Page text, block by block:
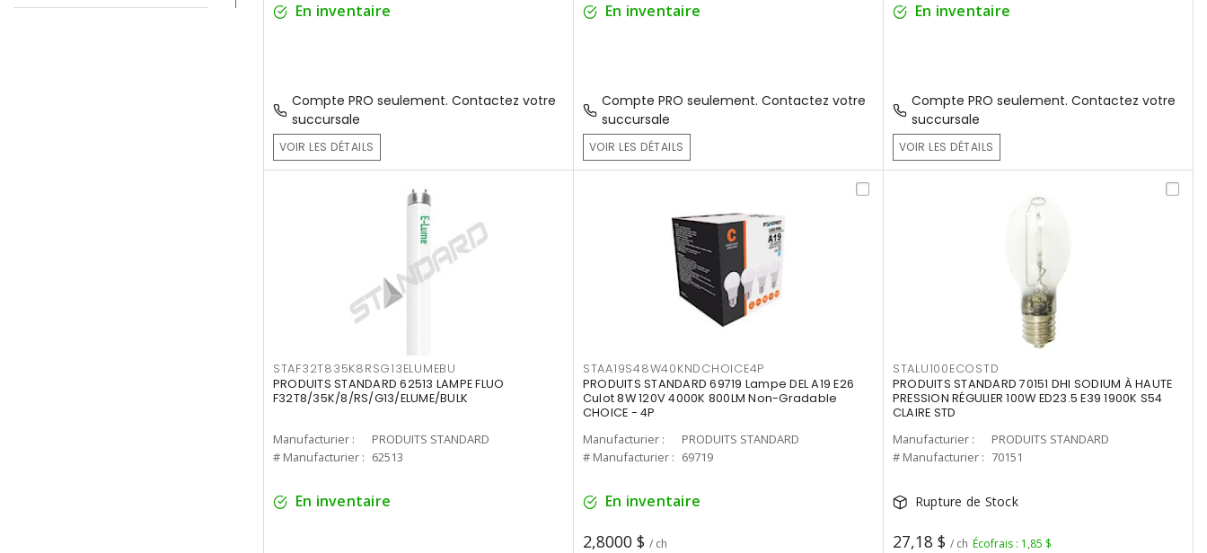
En inventaire
Compte PRO seulement. Contactez votre
succursale
VOIR LES DÉTAILS
En inventaire
Compte PRO seulement. Contactez votre
succursale
VOIR LES DÉTAILS
En inventaire
Compte PRO seulement. Contactez votre
succursale
VOIR LES DÉTAILS
STAF32T835K8RSG13ELUMEBU
PRODUITS STANDARD 62513 LAMPE FLUO
F32T8/35K/8/RS/G13/ELUME/BULK
Manufacturier :
PRODUITS STANDARD
# Manufacturier : 62513
En inventaire
STAA19S48W40KNDCHOICE4P
PRODUITS STANDARD 69719 Lampe DEL A19 E26
Culot 8W 120V 4000K 800LM Non-Gradable
CHOICE - 4P
Manufacturier :
PRODUITS STANDARD
# Manufacturier : 69719
En inventaire
2,8000 $ / ch
STALU100ECOSTD
PRODUITS STANDARD 70151 DHI SODIUM À HAUTE
PRESSION RÉGULIER 100W ED23.5 E39 1900K S54
CLAIRE STD
Manufacturier :
PRODUITS STANDARD
# Manufacturier : 70151
Rupture de Stock
27,18 $ / ch Écofrais : 1,85 $